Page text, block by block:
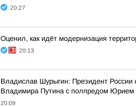
20:27
Оценил, как идёт модернизация
20:13
Владислав Шурыгин: Президент
Владимира Путина с полпредом Юрием
20:09